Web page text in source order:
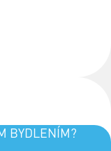
BYDLENÍM?